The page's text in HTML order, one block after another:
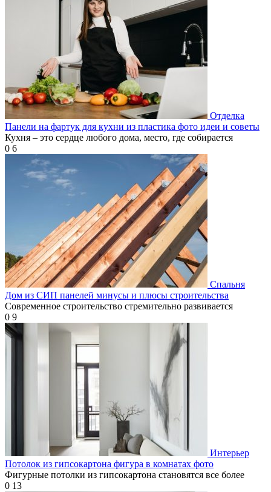
Отделка
Панели на фартук для кухни из пластика фото идеи и советы
Кухня – это сердце любого дома, место, где собирается
0 6
Спальня
Дом из СИП панелей минусы и плюсы строительства
Современное строительство стремительно развивается
0 9
Интерьер
Потолок из гипсокартона фигура в комнатах фото
Фигурные потолки из гипсокартона становятся все более
0 13